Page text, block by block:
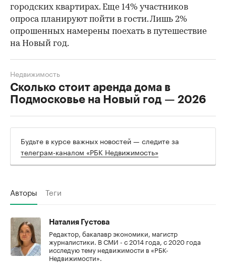
городских квартирах. Еще 14% участников
опроса планируют пойти в гости. Лишь 2%
опрошенных намерены поехать в путешествие
на Новый год.
Сколько стоит аренда дома в
Подмосковье на Новый год — 2026
Недвижимость
Будьте в курсе важных новостей — следите за
телеграм-каналом «РБК Недвижимость»
Авторы Теги
Наталия Густова
Редактор, бакалавр экономики, магистр
журналистики. В СМИ - с 2014 года, с 2020 года
исследую тему недвижимости в «РБК-
Недвижимости».